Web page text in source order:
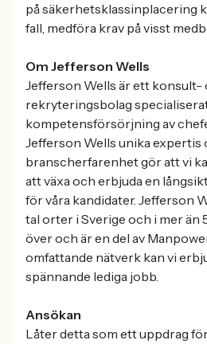
på säkerhetsklassinplacering
fall, medföra krav på visst
Om Jefferson Wells
Jefferson Wells är ett konsult-
rekryteringsbolag
kompetensförsörjning av
Jefferson Wells unika expertis
branscherfarenhet gör att vi
att växa och erbjuda en
för våra kandidater. Jefferson
tal orter i Sverige och i mer än
över och är en del av
omfattande nätverk kan vi
spännande lediga jobb.
Ansökan
Låter detta som ett uppdrag